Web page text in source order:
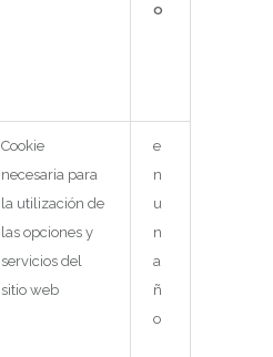
o
Cookie
necesaria para
la utilización de
las opciones y
servicios del
sitio web
e
n
u
n
a
ñ
o